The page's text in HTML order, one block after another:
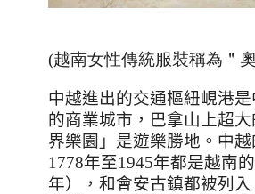
(越南女性傳統服裝稱為＂
中越進出的交通樞紐峴港
的商業城市，巴拿山上超
界樂園」是遊樂勝地。中越
1778年至1945年都是越南
年），和會安古鎮都被列